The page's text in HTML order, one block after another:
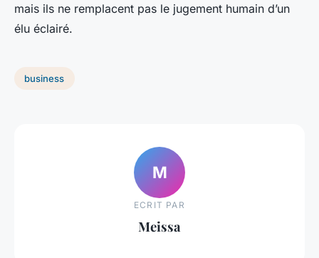
mais ils ne remplacent pas le jugement humain d’un
élu éclairé.
business
M
ECRIT PAR
Meissa